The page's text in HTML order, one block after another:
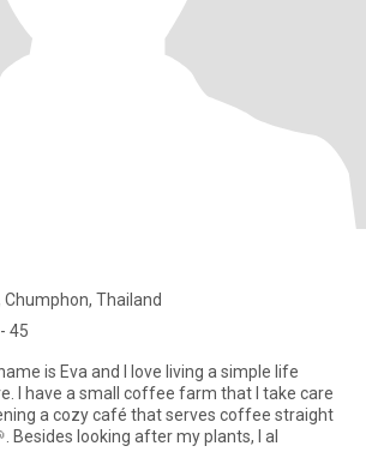
Thailand
45
is Eva and I love living a simple life
I have a small coffee farm that I take care
a cozy café that serves coffee straight
Besides looking after my plants, I al